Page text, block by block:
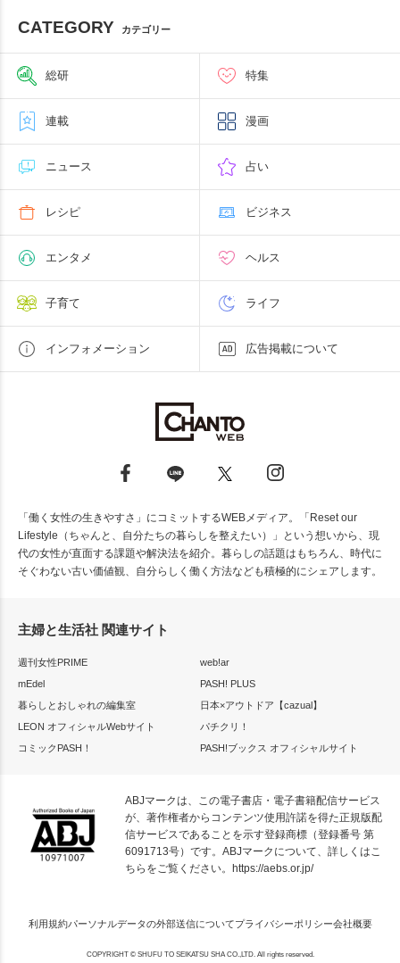
CATEGORY カテゴリー
総研 特集
連載 漫画
ニュース 占い
レシピ ビジネス
エンタメ ヘルス
子育て ライフ
インフォメーション 広告掲載について
「働く女性の生きやすさ」にコミットするWEBメディア。「Reset our
Lifestyle（ちゃんと、自分たちの暮らしを整えたい）」という想いから、現
代の女性が直面する課題や解決法を紹介。暮らしの話題はもちろん、時代に
そぐわない古い価値観、自分らしく働く方法なども積極的にシェアします。
主婦と生活社 関連サイト
週刊女性PRIME
web!ar
mEdel
PASH! PLUS
暮らしとおしゃれの編集室
日本×アウトドア【cazual】
LEON オフィシャルWebサイト
パチクリ！
コミックPASH！
PASH!ブックス オフィシャルサイト
ABJマークは、この電子書店・電子書籍配信サービス
が、著作権者からコンテンツ使用許諾を得た正規版配
信サービスであることを示す登録商標（登録番号 第
6091713号）です。ABJマークについて、詳しくはこ
ちらをご覧ください。 https://aebs.or.jp/
利用規約パーソナルデータの外部送信についてプライバシーポリシー会社概要
COPYRIGHT © SHUFU TO SEIKATSU SHA CO.,LTD. All rights reserved.